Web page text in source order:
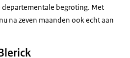
begroting. Met
na zeven maanden ook echt aan